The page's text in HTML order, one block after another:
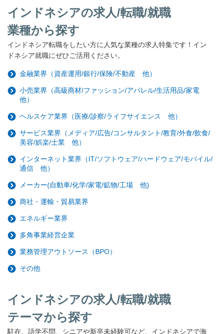
インドネシアの求人/転職/就職
業種から探す
インドネシア転職をしたい方に人気な業種の求人特集です！イン
ドネシア就職にぜひご活用ください。
金融業界（資産運用/銀行/保険/不動産 他）
小売業界（高級商材/ファッション/アパレル/生活用品/家電
他）
ヘルスケア業界（医療/診察/ライフサイエンス 他）
サービス業界（メディア/広告/コンサルタント/教育/外食/飲食/
美容/娯楽/士業 他）
インターネット業界（IT/ソフトウェア/ハードウェア/モバイル/
通信 他）
メーカー(自動車/化学/家電/鉱物/工場 他)
商社・運輸・貿易業界
エネルギー業界
多角事業経営企業
業務管理アウトソース（BPO）
その他
インドネシアの求人/転職/就職
テーマから探す
駐在、語学不問、シニアや新卒未経験可など、インドネシアで海